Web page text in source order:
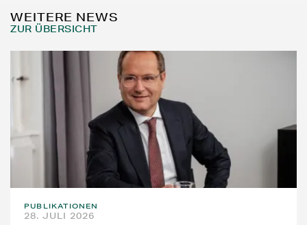
WEITERE NEWS
ZUR ÜBERSICHT
PUBLIKATIONEN
28. JULI 2026